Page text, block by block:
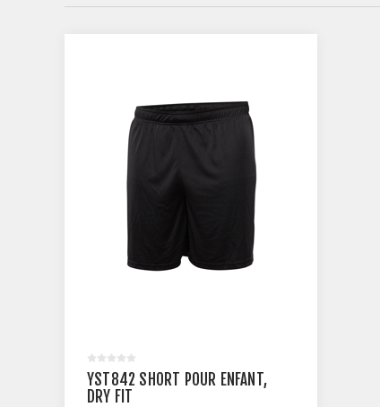
YST842 SHORT POUR ENFANT,
DRY FIT